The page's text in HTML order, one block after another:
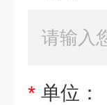
* 单位：